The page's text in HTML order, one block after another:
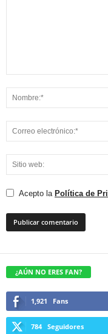
Acepto la Política de
¿AÚN NO ERES FAN?
1,921 Fans
784 Seguidores